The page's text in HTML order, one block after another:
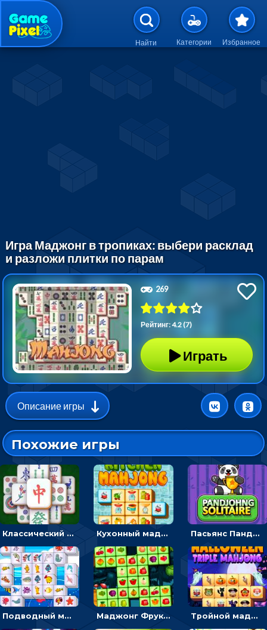
Перейти к основному
Найти Категории Избранное
Игра Маджонг в тропиках: выбери расклад
и разложи плитки по парам
269
Рейтинг: 4.2 (7)
Играть
Описание игры
Похожие игры
Классический маджонг на время: находить пары одинаковых плиток, чтобы расчищать поле Кухонный маджонг: соединять пары посуды и расчищать поле Пасьянс Панджонг: собирать карты по порядку, чтобы очистить поле
Подводный маджонг: искать и соединять рыбок парами Маджонг Фрукты: тапать и убирать одинаковые плоды Тройной маджонг с ужастиками: отмечать по три плитки и убирать с поля